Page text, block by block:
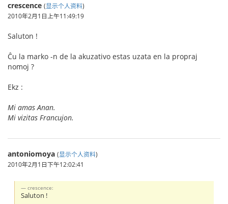
crescence (显示个人资料)
2010年2月1日上午11:49:19
Saluton !
Ĉu la marko -n de la akuzativo estas uzata en la propraj
nomoj ?
Ekz :
Mi amas Anan.
Mi vizitas Francujon.
antoniomoya (显示个人资料)
2010年2月1日下午12:02:41
crescence:
Saluton !